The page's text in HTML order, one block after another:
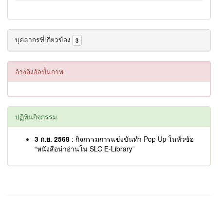
บุคลากรที่เกี่ยวข้อง 3
อ้างอิงอัลบั้มภาพ
ปฏิทินกิจกรรม
3 ก.ย. 2568 : กิจกรรมการแข่งขันทำ Pop Up ในหัวข้อ
“หนังสือน่าอ่านใน SLC E-Library”